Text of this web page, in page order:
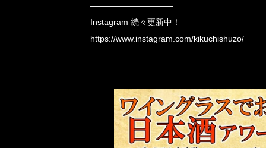
――――――――――
Instagram 続々更新中！
https://www.instagram.com/kikuchishuzo/